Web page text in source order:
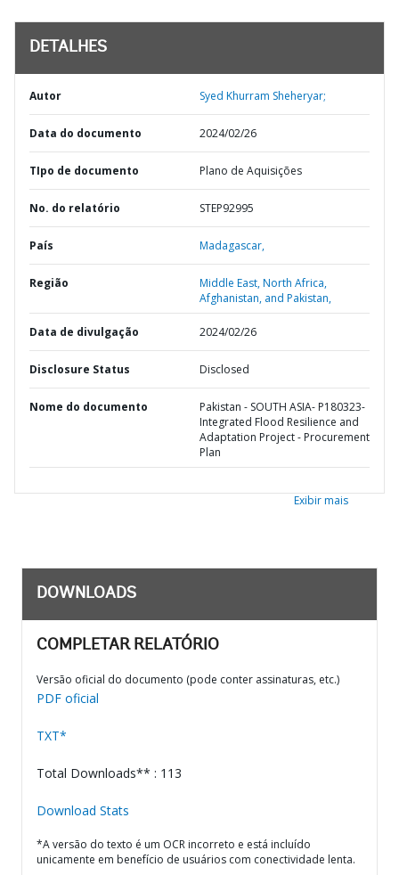
DETALHES
Autor Syed Khurram Sheheryar;
Data do documento 2024/02/26
TIpo de documento Plano de Aquisições
No. do relatório STEP92995
País Madagascar,
Região
Middle East, North Africa,
Afghanistan, and Pakistan,
Data de divulgação 2024/02/26
Disclosure Status Disclosed
Nome do documento
Pakistan - SOUTH ASIA- P180323-
Integrated Flood Resilience and
Adaptation Project - Procurement
Plan
Exibir mais
DOWNLOADS
COMPLETAR RELATÓRIO
Versão oficial do documento (pode conter assinaturas, etc.)
PDF oficial
TXT*
Total Downloads** : 113
Download Stats
*A versão do texto é um OCR incorreto e está incluído
unicamente em benefício de usuários com conectividade lenta.